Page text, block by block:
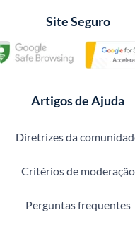
Site Seguro
Artigos de Ajuda
Diretrizes da
Critérios de moderação
Perguntas frequentes